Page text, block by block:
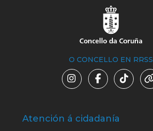
O CONCELLO EN RRSS
Atención á cidadanía